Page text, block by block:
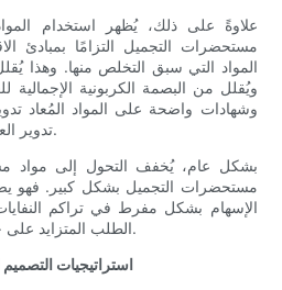
علاوةً على ذلك، يُظهر استخدام
مستحضرات التجميل التزامًا بمبادئ
المواد التي سبق التخلص منها. وهذا
ويُقلل من البصمة الكربونية
وشهادات واضحة على المواد المُعاد
تدوير العبوات بمسؤولية بعد الاستخدام.
بشكل عام، يُخفف التحول إلى مواد
مستحضرات التجميل بشكل كبير. فهو
الإسهام بشكل مفرط في تراكم
الطلب المتزايد على خيارات التجميل الصديقة للبيئة.
استراتيجيات التصميم